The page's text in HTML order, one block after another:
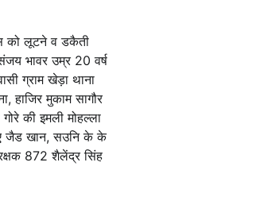
को लूटने व डकैती
भावर उम्र 20 वर्ष
ग्राम खेड़ा थाना
हाजिर मुकाम सागौर
की इमली मोहल्ला
ए जैड खान, सउनि के के
872 शैलेंद्र सिंह